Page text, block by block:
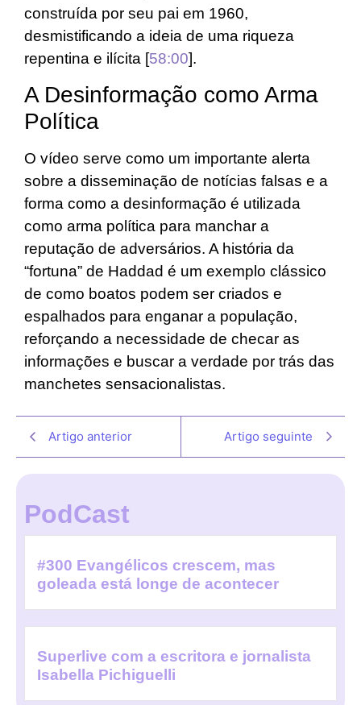
construída por seu pai em 1960,
desmistificando a ideia de uma riqueza
repentina e ilícita [58:00].
A Desinformação como Arma
Política
O vídeo serve como um importante alerta
sobre a disseminação de notícias falsas e a
forma como a desinformação é utilizada
como arma política para manchar a
reputação de adversários. A história da
“fortuna” de Haddad é um exemplo clássico
de como boatos podem ser criados e
espalhados para enganar a população,
reforçando a necessidade de checar as
informações e buscar a verdade por trás das
manchetes sensacionalistas.
Artigo anterior Artigo seguinte
PodCast
#300 Evangélicos crescem, mas
goleada está longe de acontecer
Superlive com a escritora e jornalista
Isabella Pichiguelli